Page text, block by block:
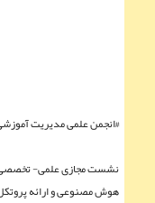
#انجمن علمی مدیریت
نشست مجازی علمی- تخصصی
هوش مصنوعی و ارائه